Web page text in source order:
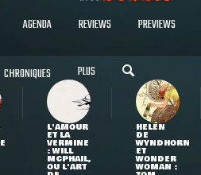
AGENDA REVIEWS PREVIEWS
CHRONIQUES PLUS
L'AMOUR
ET LA
VERMINE
: WILL
MCPHAIL,
OU L'ART
HELEN
DE
WYNDHORN
ET
WONDER
WOMAN :